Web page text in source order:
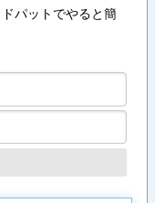
パットでやると簡